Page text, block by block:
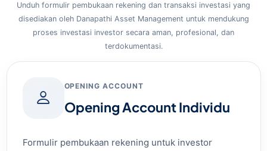
Unduh formulir pembukaan rekening dan transaksi investasi yang
disediakan oleh Danapathi Asset Management untuk mendukung
proses investasi investor secara aman, profesional, dan
terdokumentasi.
OPENING ACCOUNT
Opening Account Individu
Formulir pembukaan rekening untuk investor